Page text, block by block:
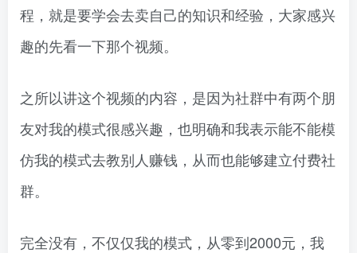
程，就是要学会去卖自己的知识和经验，大家感兴
趣的先看一下那个视频。
之所以讲这个视频的内容，是因为社群中有两个朋
友对我的模式很感兴趣，也明确和我表示能不能模
仿我的模式去教别人赚钱，从而也能够建立付费社
群。
完全没有，不仅仅我的模式，从零到2000元，我